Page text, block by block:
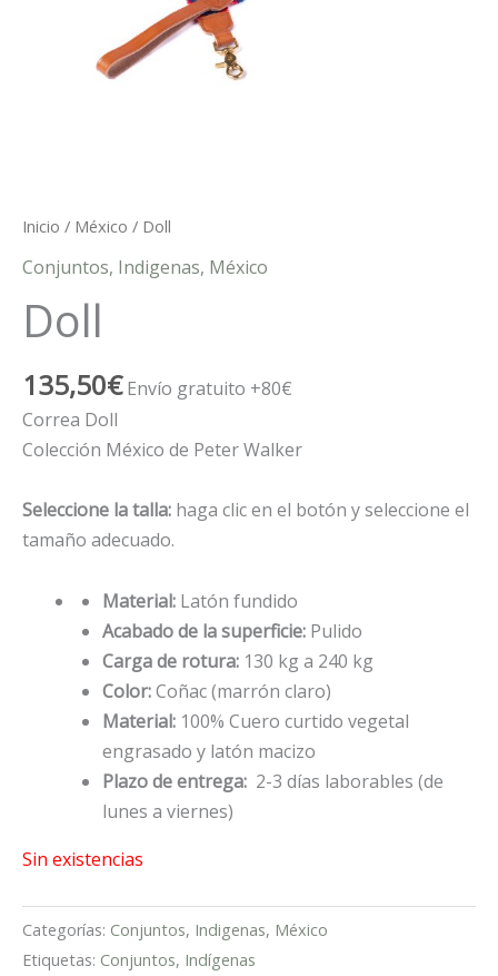
Inicio / México / Doll
Conjuntos, Indigenas, México
Doll
135,50€ Envío gratuito +80€
Correa Doll
Colección México de Peter Walker
Seleccione la talla: haga clic en el botón y seleccione el
tamaño adecuado.
Material: Latón fundido
Acabado de la superficie: Pulido
Carga de rotura: 130 kg a 240 kg
Color:Coñac (marrón claro)
Material: 100% Cuero curtido vegetal
engrasado y latón macizo
Plazo de entrega: 2-3 días laborables (de
lunes a viernes)
Sin existencias
Categorías: Conjuntos, Indigenas, México
Etiquetas: Conjuntos, Indígenas